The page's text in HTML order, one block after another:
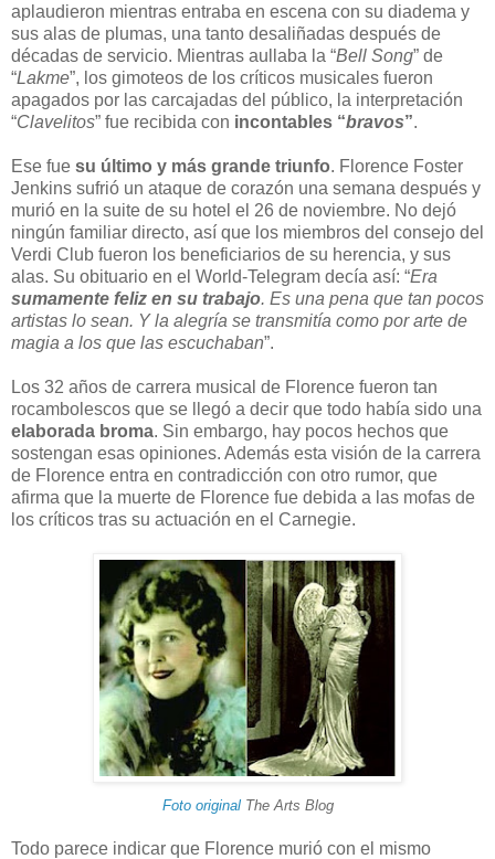
aplaudieron mientras entraba en escena con su diadema y
sus alas de plumas, una tanto desaliñadas después de
décadas de servicio. Mientras aullaba la “Bell Song” de
“Lakme”, los gimoteos de los críticos musicales fueron
apagados por las carcajadas del público, la interpretación
“Clavelitos” fue recibida con incontables “bravos”.
Ese fue su último y más grande triunfo. Florence Foster
Jenkins sufrió un ataque de corazón una semana después y
murió en la suite de su hotel el 26 de noviembre. No dejó
ningún familiar directo, así que los miembros del consejo del
Verdi Club fueron los beneficiarios de su herencia, y sus
alas. Su obituario en el World-Telegram decía así: “Era
sumamente feliz en su trabajo. Es una pena que tan pocos
artistas lo sean. Y la alegría se transmitía como por arte de
magia a los que las escuchaban”.
Los 32 años de carrera musical de Florence fueron tan
rocambolescos que se llegó a decir que todo había sido una
elaborada broma. Sin embargo, hay pocos hechos que
sostengan esas opiniones. Además esta visión de la carrera
de Florence entra en contradicción con otro rumor, que
afirma que la muerte de Florence fue debida a las mofas de
los críticos tras su actuación en el Carnegie.
Foto originalThe Arts Blog
Todo parece indicar que Florence murió con el mismo